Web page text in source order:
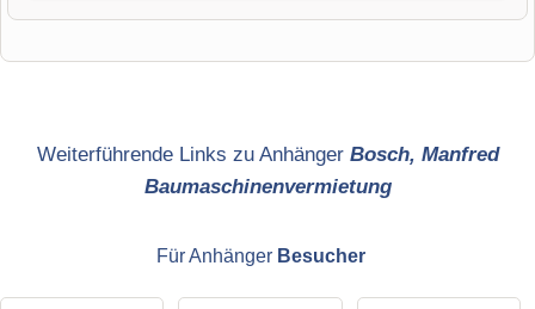
Weiterführende Links zu Anhänger Bosch, Manfred
Baumaschinenvermietung
Für Anhänger Besucher